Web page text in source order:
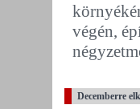
végén,
Decemberre